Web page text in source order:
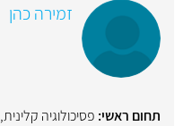
זמירה כהן
תחום ראשי: פסיכולוגיה קלינית,